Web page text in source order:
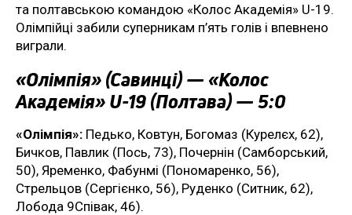
та полтавською командою «Колос Академія» U-19.
Олімпійці забили суперникам п’ять голів і впевнено
виграли.
«Олімпія» (Савинці) — «Колос
Академія» U-19 (Полтава) — 5:0
«Олімпія»: Педько, Ковтун, Богомаз (Курелєх, 62),
Бичков, Павлик (Пось, 73), Почернін (Самборський,
50), Яременко, Фабунмі (Пономаренко, 56),
Стрельцов (Сергієнко, 56), Руденко (Ситник, 62),
Лобода 9Співак, 46).